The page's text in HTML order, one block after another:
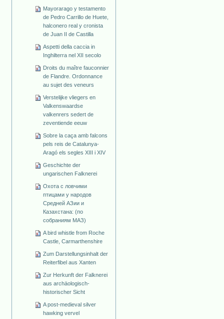
Mayorarago y testamento
de Pedro Carrillo de Huete,
halconero real y cronista
de Juan II de Castilla
Aspetti della caccia in
Inghilterra nel XII secolo
Droits du maître fauconnier
de Flandre. Ordonnance
au sujet des veneurs
Verstelijke vliegers en
Valkenswaardse
valkenrers sedert de
zeventiende eeuw
Sobre la caça amb falcons
pels reis de Catalunya-
Aragó els segles XIII i XIV
Geschichte der
ungarischen Falknerei
Охота с ловчими
птицами у народов
Средней АЗии и
Казахстана: (по
собраниям МАЗ)
A bird whistle from Roche
Castle, Carmarthenshire
Zum Darstellungsinhalt der
Reiterfibel aus Xanten
Zur Herkunft der Falknerei
aus archäologisch-
historischer Sicht
A post-medieval silver
hawking vervel